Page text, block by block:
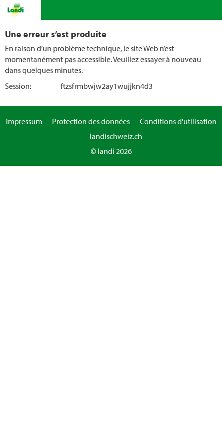
Une erreur s’est produite
En raison d’un problème technique, le site Web n’est
momentanément pas accessible. Veuillez essayer à nouveau
dans quelques minutes.
Session:
ftzsfrmbwjw2ay1wujjkn4d3
Impressum Protection des données
Conditions d'utilisation
landischweiz.ch
© landi 2026